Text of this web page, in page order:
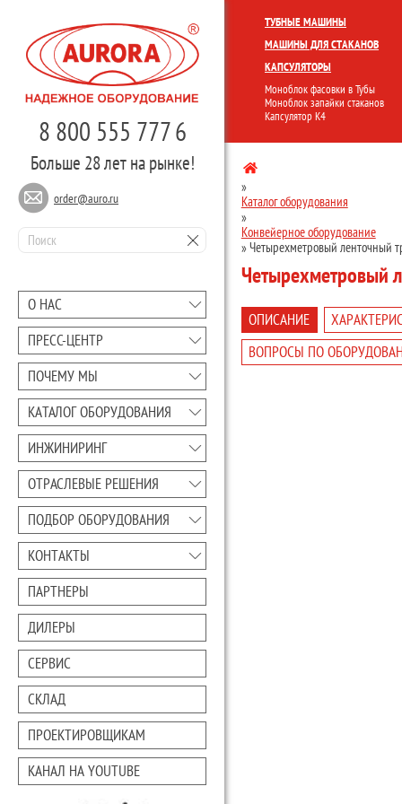
8 800 555 777 6
Больше 28 лет на рынке!
order@auro.ru
О НАС
ПРЕCC-ЦЕНТР
ПОЧЕМУ МЫ
КАТАЛОГ ОБОРУДОВАНИЯ
ИНЖИНИРИНГ
ОТРАСЛЕВЫЕ РЕШЕНИЯ
ПОДБОР ОБОРУДОВАНИЯ
КОНТАКТЫ
ПАРТНЕРЫ
ДИЛЕРЫ
СЕРВИС
СКЛАД
ПРОЕКТИРОВЩИКАМ
КАНАЛ НА YOUTUBE
ТУБНЫЕ МАШИНЫ
МАШИНЫ ДЛЯ СТАКАНОВ
КАПСУЛЯТОРЫ
Моноблок фасовки в Тубы
Моноблок запайки стаканов
Капсулятор К4
КОМПЛЕКСНЫЕ ЛИНИИ
»
Каталог оборудования
»
Конвейерное оборудование
»Четырехметровый ленточный
Четырехметровый
ОПИСАНИЕ
ВОПРОСЫ ПО